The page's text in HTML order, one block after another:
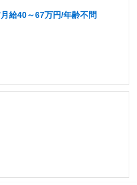
給40～67万円/年齢不問